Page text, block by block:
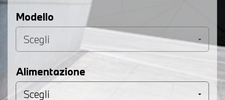
Modello
Alimentazione